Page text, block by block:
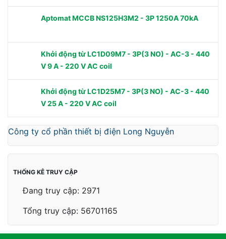
Aptomat MCCB NS125H3M2 - 3P 1250A 70kA
Khởi động từ LC1D09M7 - 3P(3 NO) - AC-3 - 440
V 9 A - 220 V AC coil
Khởi động từ LC1D25M7 - 3P(3 NO) - AC-3 - 440
V 25 A - 220 V AC coil
Công ty cổ phần thiết bị điện Long Nguyễn
THỐNG KÊ TRUY CẬP
Đang truy cập: 2971
Tổng truy cập: 56701165